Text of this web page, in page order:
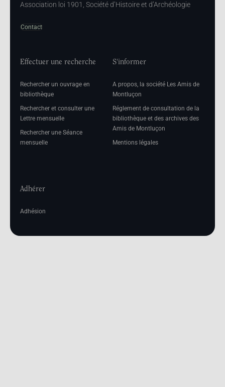
Association loi 1901, Société d’Histoire et d’Archéologie
Contact
Effectuer une recherche
Rechercher un ouvrage en
bibliothèque
Rechercher et consulter une
Lettre mensuelle
Rechercher une Séance
mensuelle
S'informer
A propos, la société Les Amis de
Montluçon
Réglement de consultation de la
bibliothèque et des archives des
Amis de Montluçon
Mentions légales
Adhérer
Adhésion